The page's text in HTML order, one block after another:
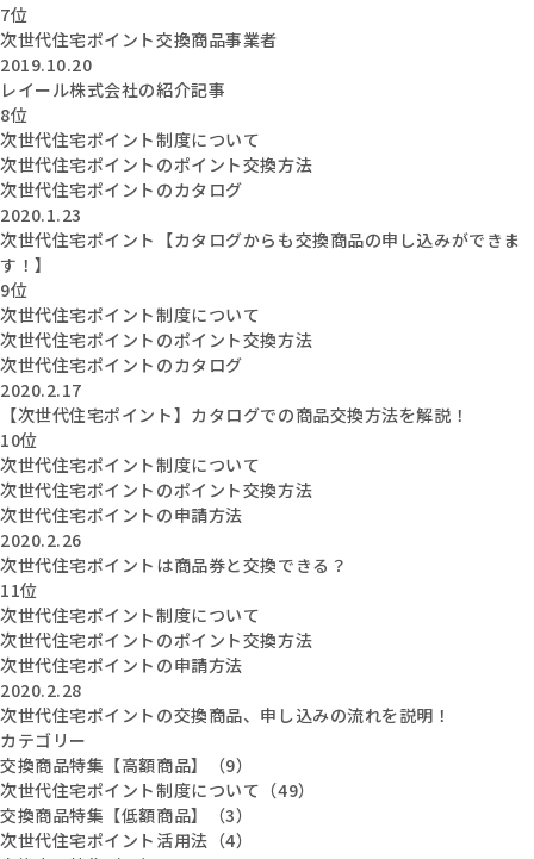
7位
次世代住宅ポイント交換商品事業者
2019.10.20
レイール株式会社の紹介記事
8位
次世代住宅ポイント制度について
次世代住宅ポイントのポイント交換方法
次世代住宅ポイントのカタログ
2020.1.23
次世代住宅ポイント【カタログからも交換商品の申し込みができま
す！】
9位
次世代住宅ポイント制度について
次世代住宅ポイントのポイント交換方法
次世代住宅ポイントのカタログ
2020.2.17
【次世代住宅ポイント】カタログでの商品交換方法を解説！
10位
次世代住宅ポイント制度について
次世代住宅ポイントのポイント交換方法
次世代住宅ポイントの申請方法
2020.2.26
次世代住宅ポイントは商品券と交換できる？
11位
次世代住宅ポイント制度について
次世代住宅ポイントのポイント交換方法
次世代住宅ポイントの申請方法
2020.2.28
次世代住宅ポイントの交換商品、申し込みの流れを説明！
カテゴリー
交換商品特集【高額商品】（9）
次世代住宅ポイント制度について（49）
交換商品特集【低額商品】（3）
次世代住宅ポイント活用法（4）